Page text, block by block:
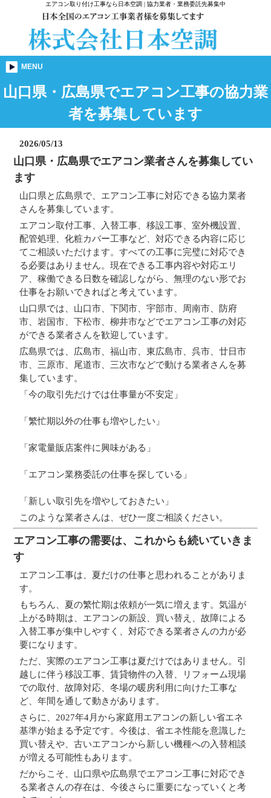
エアコン取り付け工事なら日本空調 | 協力業者・業務委託先募集中
MENU
山口県・広島県でエアコン工事の協力業
者を募集しています
2026/05/13
山口県・広島県でエアコン業者さんを募集してい
ます
山口県と広島県で、エアコン工事に対応できる協力業者
さんを募集しています。
エアコン取付工事、入替工事、移設工事、室外機設置、
配管処理、化粧カバー工事など、対応できる内容に応じ
てご相談いただけます。すべての工事に完璧に対応でき
る必要はありません。現在できる工事内容や対応エリ
ア、稼働できる日数を確認しながら、無理のない形でお
仕事をお願いできればと考えています。
山口県では、山口市、下関市、宇部市、周南市、防府
市、岩国市、下松市、柳井市などでエアコン工事の対応
ができる業者さんを歓迎しています。
広島県では、広島市、福山市、東広島市、呉市、廿日市
市、三原市、尾道市、三次市などで動ける業者さんを募
集しています。
「今の取引先だけでは仕事量が不安定」
「繁忙期以外の仕事も増やしたい」
「家電量販店案件に興味がある」
「エアコン業務委託の仕事を探している」
「新しい取引先を増やしておきたい」
このような業者さんは、ぜひ一度ご相談ください。
エアコン工事の需要は、これからも続いていきま
す
エアコン工事は、夏だけの仕事と思われることがありま
す。
もちろん、夏の繁忙期は依頼が一気に増えます。気温が
上がる時期は、エアコンの新設、買い替え、故障による
入替工事が集中しやすく、対応できる業者さんの力が必
要になります。
ただ、実際のエアコン工事は夏だけではありません。引
越しに伴う移設工事、賃貸物件の入替、リフォーム現場
での取付、故障対応、冬場の暖房利用に向けた工事な
ど、年間を通して動きがあります。
さらに、2027年4月から家庭用エアコンの新しい省エネ
基準が始まる予定です。今後は、省エネ性能を意識した
買い替えや、古いエアコンから新しい機種への入替相談
が増える可能性もあります。
だからこそ、山口県や広島県でエアコン工事に対応でき
る業者さんの存在は、今後さらに重要になっていくと考